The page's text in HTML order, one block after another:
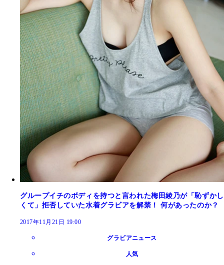
グループイチのボディを持つと言われた梅田綾乃が「恥ずかし
くて」拒否していた水着グラビアを解禁！ 何があったのか？
2017年11月21日 19:00
グラビアニュース
人気